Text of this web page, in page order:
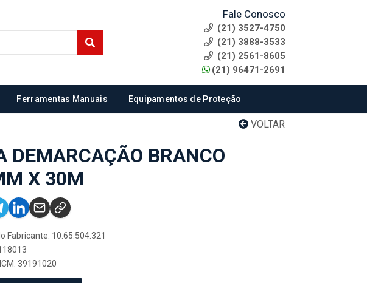
Fale Conosco
(21) 3527-4750
(21) 3888-3533
(21) 2561-8605
(21) 96471-2691
Ferramentas Manuais Equipamentos de Proteção
VOLTAR
DEMARCAÇÃO BRANCO
X 30M
Fabricante: 10.65.504.321
39191020